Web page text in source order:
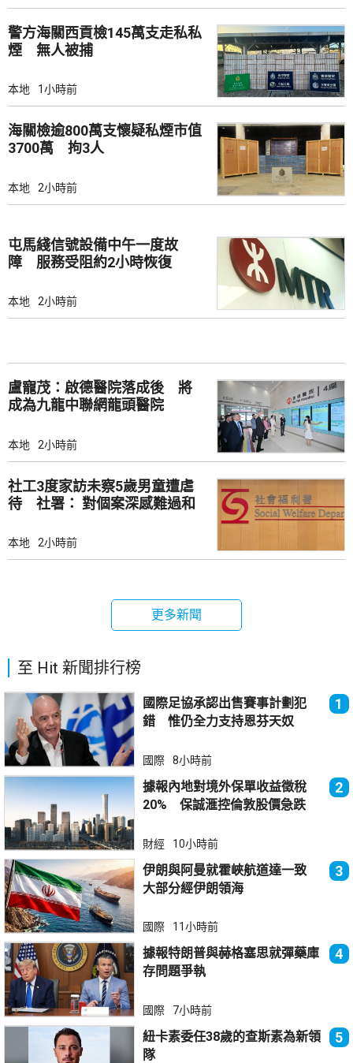
警方海關西貢檢145萬支走私私
煙 無人被捕
本地 1小時前
海關檢逾800萬支懷疑私煙市值
3700萬 拘3人
本地 2小時前
屯馬綫信號設備中午一度故
障 服務受阻約2小時恢復
本地 2小時前
盧寵茂：啟德醫院落成後 將
成為九龍中聯網龍頭醫院
本地 2小時前
社工3度家訪未察5歲男童遭虐
待 社署： 對個案深感難過和
本地 2小時前
更多新聞
至 Hit 新聞排行榜
國際足協承認出售賽事計劃犯
錯 惟仍全力支持恩芬天奴
1
國際 8小時前
據報內地對境外保單收益徵稅
20% 保誠滙控倫敦股價急跌
2
財經 10小時前
伊朗與阿曼就霍峽航道達一致
大部分經伊朗領海
3
國際 11小時前
據報特朗普與赫格塞思就彈藥庫
存問題爭執
4
國際 7小時前
紐卡素委任38歲的查斯素為新領
隊
5